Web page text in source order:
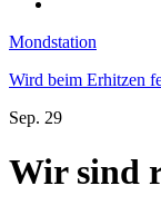
Mondstation
Wird beim Erhitzen
Sep. 29
Wir sind